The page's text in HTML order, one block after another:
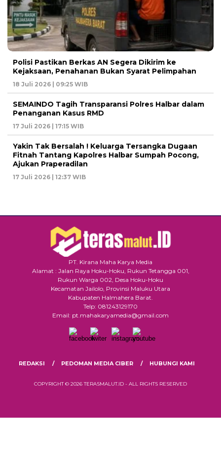
Polisi Pastikan Berkas AN Segera Dikirim ke
Kejaksaan, Penahanan Bukan Syarat Pelimpahan
18 Juli 2026 | 09:25 WIB
SEMAINDO Tagih Transparansi Polres Halbar dalam
Penanganan Kasus RMD
17 Juli 2026 | 17:15 WIB
Yakin Tak Bersalah ! Keluarga Tersangka Dugaan
Fitnah Tantang Kapolres Halbar Sumpah Pocong,
Ajukan Praperadilan
17 Juli 2026 | 12:37 WIB
PT. Kirana Maha Karya Media
Alamat : Jalan Raya Hoku-Hoku, Rukun Tetangga 001,
Rukun Warga 002, Desa Hoku-Hoku
Kecamatan Jailolo, Provinsi Maluku Utara
Kabupaten Halmahera Barat.
Telp: 081243129170
Email: pt.mahakaryamedia@gmail.com
REDAKSI PEDOMAN MEDIA CIBER HUBUNGI KAMI
COPYRIGHT © 2026 TERASMALUT.ID - ALL RIGHTS RESERVED